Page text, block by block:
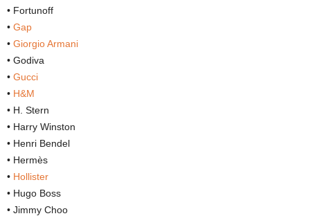
• Fortunoff
• Gap
• Giorgio Armani
• Godiva
• Gucci
• H&M
• H. Stern
• Harry Winston
• Henri Bendel
• Hermès
• Hollister
• Hugo Boss
• Jimmy Choo